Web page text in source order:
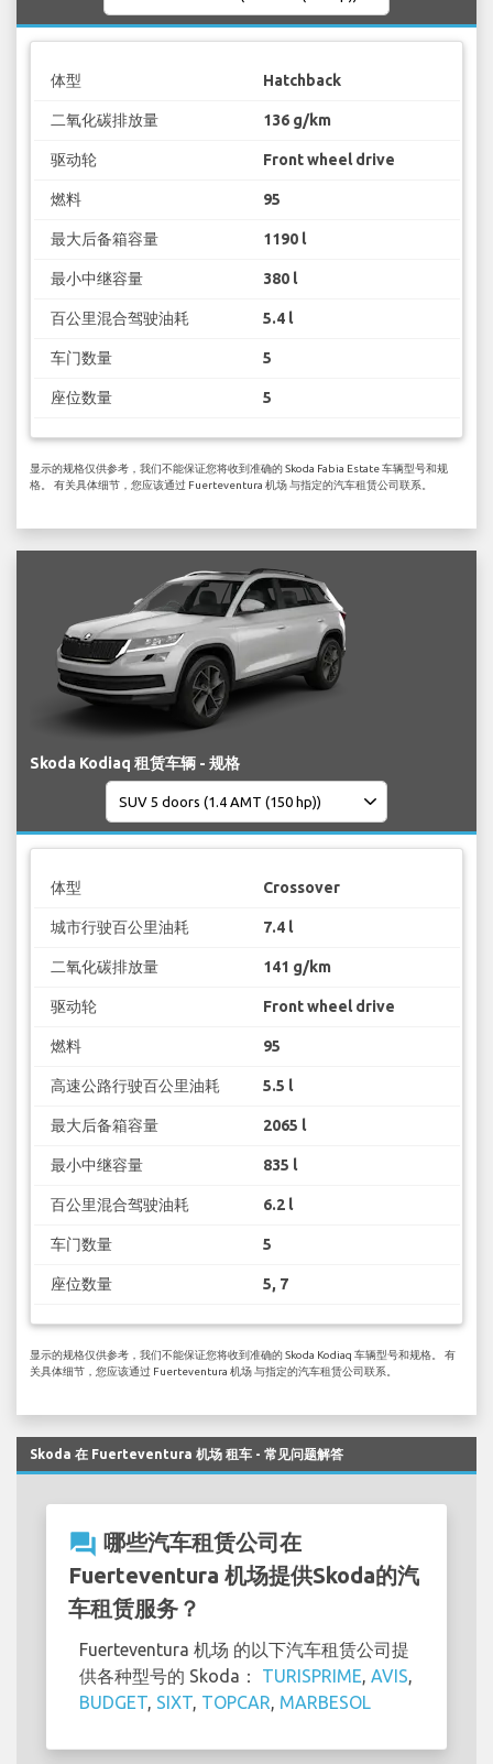
体型 Hatchback
二氧化碳排放量 136 g/km
驱动轮 Front wheel drive
燃料 95
最大后备箱容量 1190 l
最小中继容量 380 l
百公里混合驾驶油耗 5.4 l
车门数量 5
座位数量 5
显示的规格仅供参考，我们不能保证您将收到准确的 Skoda Fabia Estate 车辆型号和规
格。 有关具体细节，您应该通过 Fuerteventura 机场 与指定的汽车租赁公司联系。
Skoda Kodiaq 租赁车辆 - 规格
体型 Crossover
城市行驶百公里油耗 7.4 l
二氧化碳排放量 141 g/km
驱动轮 Front wheel drive
燃料 95
高速公路行驶百公里油耗 5.5 l
最大后备箱容量 2065 l
最小中继容量 835 l
百公里混合驾驶油耗 6.2 l
车门数量 5
座位数量 5, 7
显示的规格仅供参考，我们不能保证您将收到准确的 Skoda Kodiaq 车辆型号和规格。 有
关具体细节，您应该通过 Fuerteventura 机场 与指定的汽车租赁公司联系。
Skoda 在 Fuerteventura 机场 租车 - 常见问题解答
question_answer 哪些汽车租赁公司在
Fuerteventura 机场提供Skoda的汽
车租赁服务？
Fuerteventura 机场 的以下汽车租赁公司提
供各种型号的 Skoda： TURISPRIME, AVIS,
BUDGET, SIXT, TOPCAR, MARBESOL